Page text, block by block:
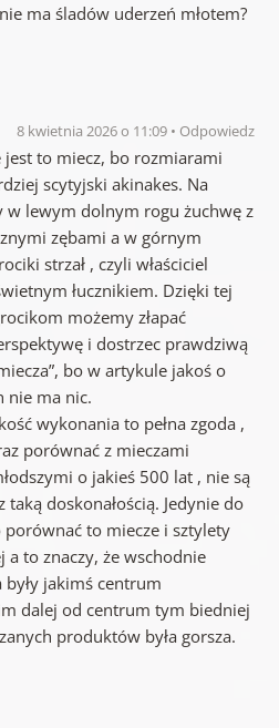
ma śladów uderzeń młotem?
8 kwietnia 2026 o 11:09 Odpowiedz
jest to miecz, bo rozmiarami
scytyjski akinakes. Na
w lewym dolnym rogu żuchwę z
zębami a w górnym
strzał , czyli właściciel
łucznikiem. Dzięki tej
możemy złapać
i dostrzec prawdziwą
bo w artykule jakoś o
nie ma nic.
wykonania to pełna zgoda ,
porównać z mieczami
o jakieś 500 lat , nie są
doskonałością. Jedynie do
porównać to miecze i sztylety
a to znaczy, że wschodnie
były jakimś centrum
dalej od centrum tym biedniej
produktów była gorsza.